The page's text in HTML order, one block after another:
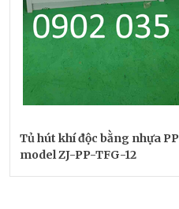
Tủ hút khí độc bằng nhựa PP
model ZJ-PP-TFG-12